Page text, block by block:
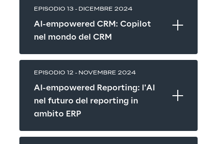
EPISODIO 13 - DICEMBRE 2024
AI-empowered CRM: Copilot
nel mondo del CRM
EPISODIO 12 - NOVEMBRE 2024
AI-empowered Reporting: l'AI
nel futuro del reporting in
ambito ERP